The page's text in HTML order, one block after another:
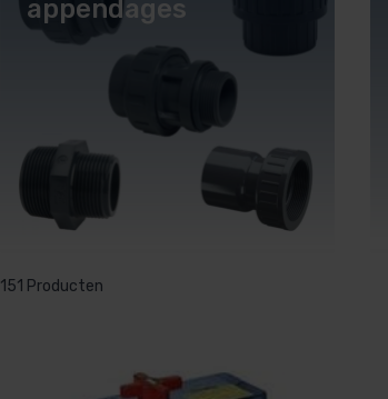
appendages
151 Producten